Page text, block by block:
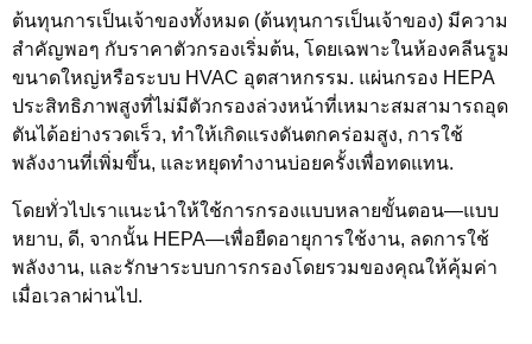
ต้นทุนการเป็นเจ้าของทั้งหมด (ต้นทุนการเป็นเจ้าของ) มีความ
สำคัญพอๆ กับราคาตัวกรองเริ่มต้น, โดยเฉพาะในห้องคลีนรูม
ขนาดใหญ่หรือระบบ HVAC อุตสาหกรรม. แผ่นกรอง HEPA
ประสิทธิภาพสูงที่ไม่มีตัวกรองล่วงหน้าที่เหมาะสมสามารถอุด
ตันได้อย่างรวดเร็ว, ทำให้เกิดแรงดันตกคร่อมสูง, การใช้
พลังงานที่เพิ่มขึ้น, และหยุดทำงานบ่อยครั้งเพื่อทดแทน.
โดยทั่วไปเราแนะนำให้ใช้การกรองแบบหลายขั้นตอน—แบบ
หยาบ, ดี, จากนั้น HEPA—เพื่อยืดอายุการใช้งาน, ลดการใช้
พลังงาน, และรักษาระบบการกรองโดยรวมของคุณให้คุ้มค่า
เมื่อเวลาผ่านไป.